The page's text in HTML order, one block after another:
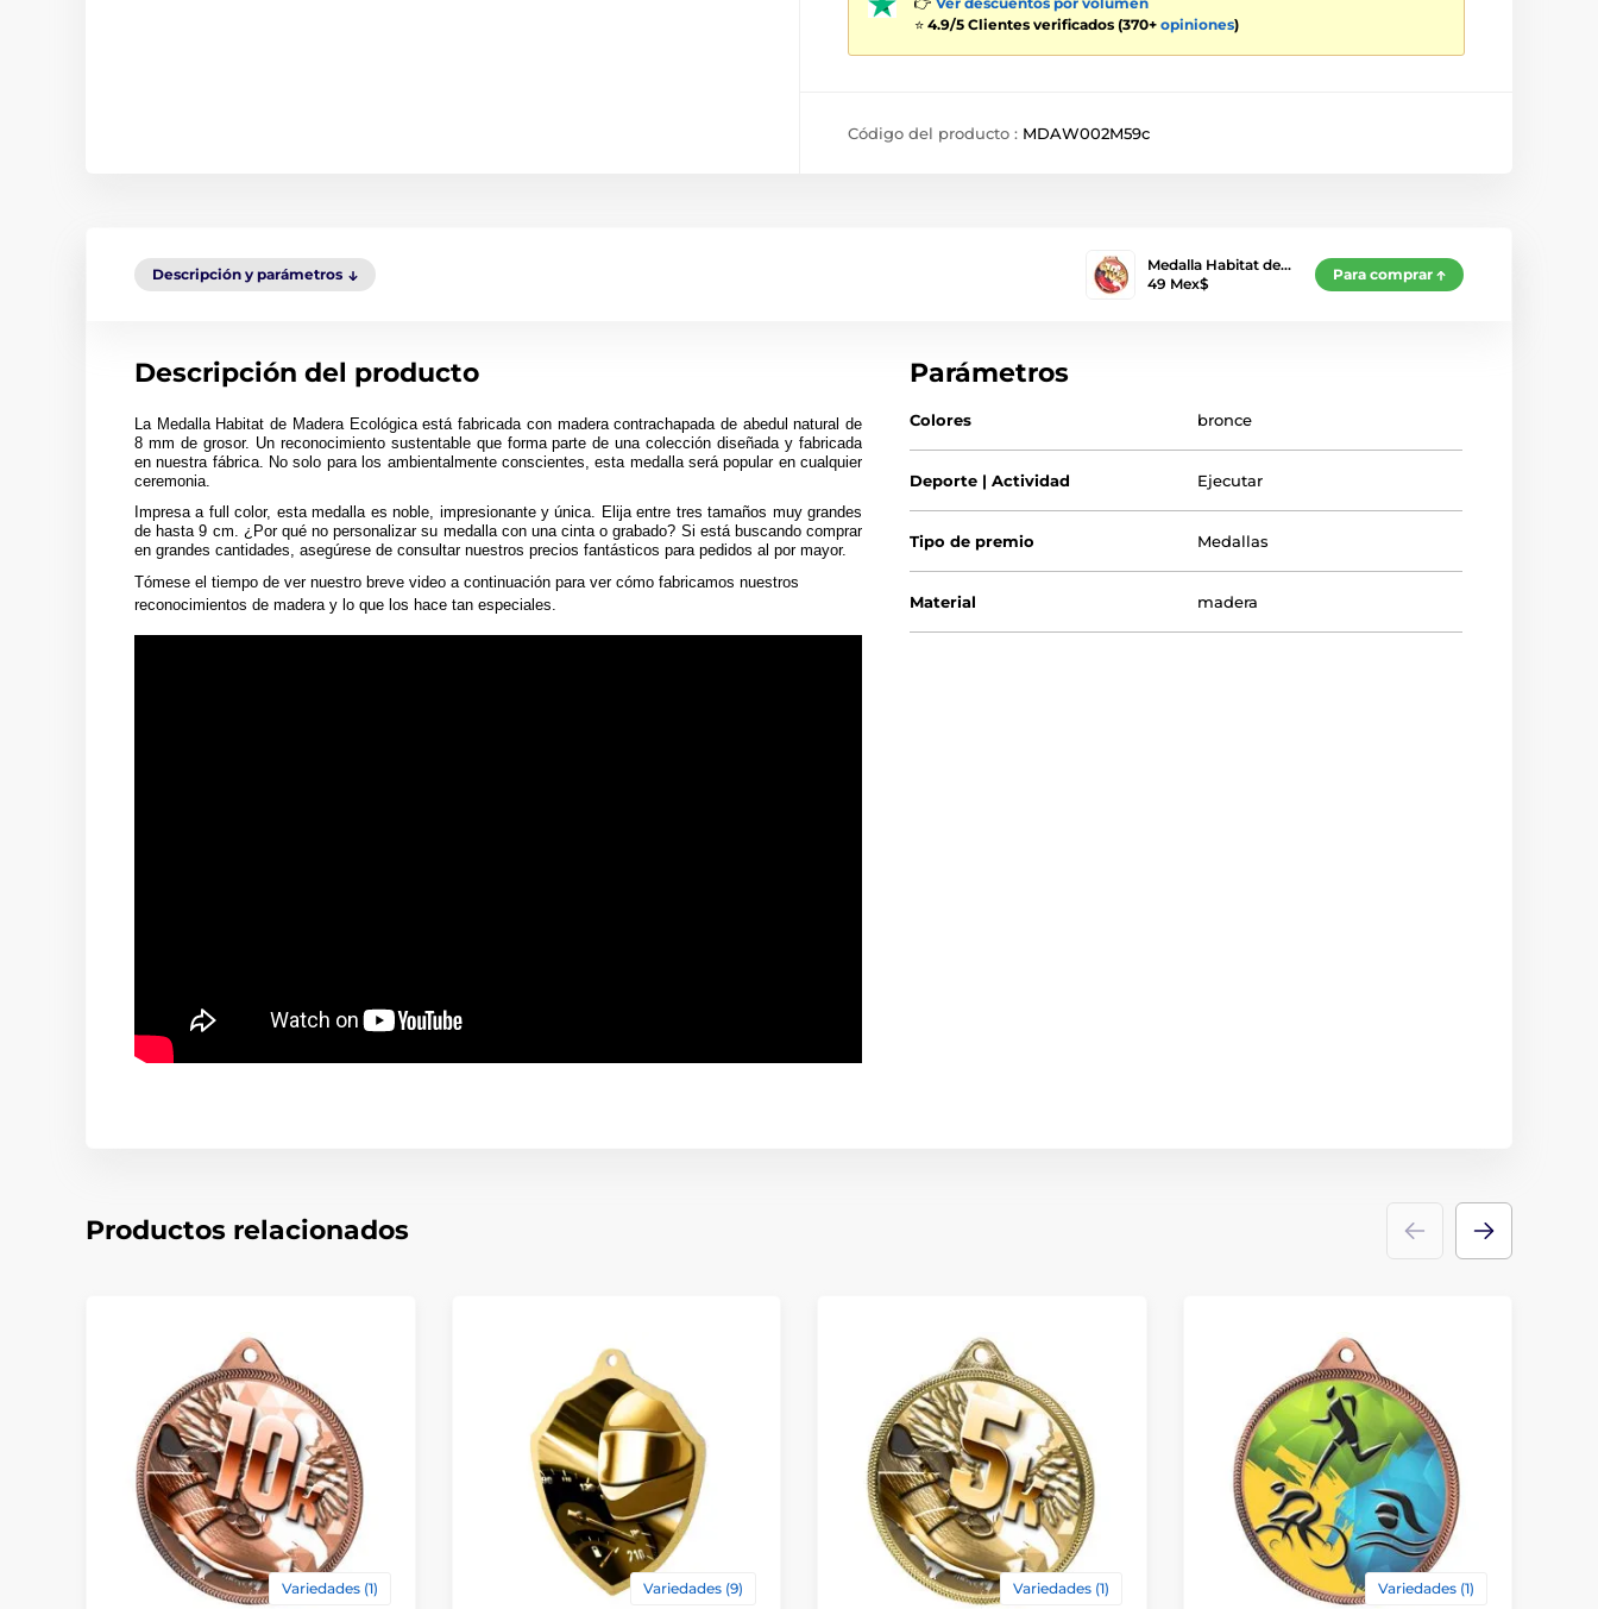
⭐ 4.9/5 Clientes verificados (370+ opiniones)
Código del producto : MDAW002M59c
Descripción y parámetros
Medalla Habitat de…
49 Mex$
Para comprar
Descripción del producto
La Medalla Habitat de Madera Ecológica está fabricada con madera contrachapada de abedul natural de
8 mm de grosor. Un reconocimiento sustentable que forma parte de una colección diseñada y fabricada
en nuestra fábrica. No solo para los ambientalmente conscientes, esta medalla será popular en cualquier
ceremonia.
Impresa a full color, esta medalla es noble, impresionante y única. Elija entre tres tamaños muy grandes
de hasta 9 cm. ¿Por qué no personalizar su medalla con una cinta o grabado? Si está buscando comprar
en grandes cantidades, asegúrese de consultar nuestros precios fantásticos para pedidos al por mayor.
Tómese el tiempo de ver nuestro breve video a continuación para ver cómo fabricamos nuestros
reconocimientos de madera y lo que los hace tan especiales.
Parámetros
Colores bronce
Deporte | Actividad Ejecutar
Tipo de premio Medallas
Material madera
Productos relacionados
Variedades (1) Variedades (9) Variedades (1) Variedades (1)